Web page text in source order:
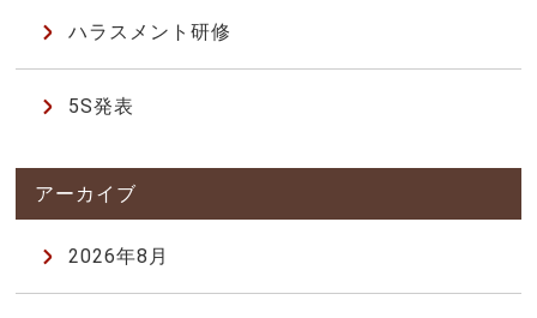
ハラスメント研修
5S発表
2026年8月